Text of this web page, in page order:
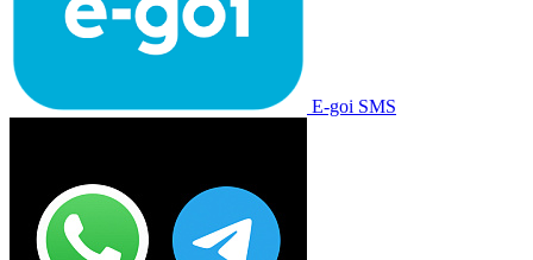
E-goi SMS